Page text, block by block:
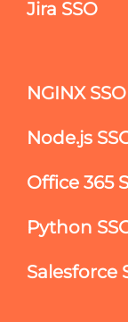
Jira SSO
NGINX SSO
Node.js
Office 365
Python
Salesforce